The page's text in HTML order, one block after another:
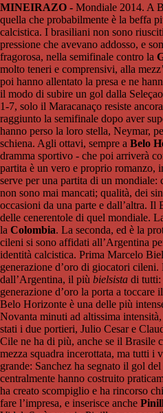
MINEIRAZO - Mondiale 2014. A
quella che probabilmente è la beffa
calcistica. I brasiliani non sono
pressione che avevano addosso, e
fragorosa, nella semifinale contro la
molto teneri e comprensivi, alla
poi hanno allentato la presa e ne
il modo di subire un gol dalla
1-7, solo il Maracanaço resiste
raggiunto la semifinale dopo aver
hanno perso la loro stella, Neymar,
schiena. Agli ottavi, sempre a Belo
dramma sportivo - che poi arriverà
partita è un vero e proprio romanzo,
serve per una partita di un
non sono mai mancati; qualità, dei
occasioni da una parte e dall’altra. Il
delle cenerentole di quel mondiale.
la Colombia. La seconda, ed è la
cileni si sono affidati all’Argentina
identità calcistica. Prima Marcelo
generazione d’oro di giocatori
dall’Argentina, il più bielsista di tutti:
generazione d’oro la porta a
Belo Horizonte è una delle più
Novanta minuti ad altissima
stati i due portieri, Julio Cesar e
Cile ne ha di più, anche se il Brasile
mezza squadra incerottata, ma tutti i
grande: Sanchez ha segnato il gol
centralmente hanno costruito
ha creato scompiglio e ha rincorso
fare l’impresa, e inserisce anche